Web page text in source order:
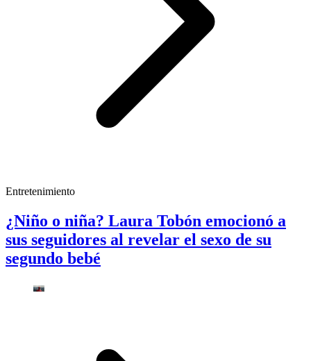
Entretenimiento
¿Niño o niña? Laura Tobón emocionó a
sus seguidores al revelar el sexo de su
segundo bebé